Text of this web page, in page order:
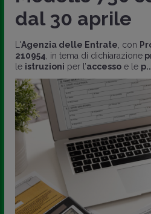
dal 30 aprile
L'Agenzia delle Entrate , con
210954 , in tema di dichiarazione
le istruzioni per l’accesso e le p..